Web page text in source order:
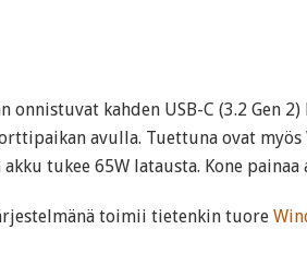
onnistuvat kahden USB-C (3.2 Gen
avulla. Tuettuna ovat myös
akku tukee 65W latausta. Kone
toimii tietenkin tuore